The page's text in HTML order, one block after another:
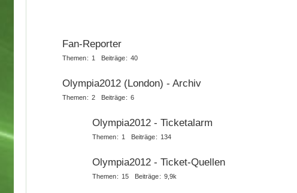
Fan-Reporter
Themen 1 Beiträge 40
Olympia2012 (London) - Archiv
Themen 2 Beiträge 6
Olympia2012 - Ticketalarm
Themen 1 Beiträge 134
Olympia2012 - Ticket-Quellen
Themen 15 Beiträge 9,9k